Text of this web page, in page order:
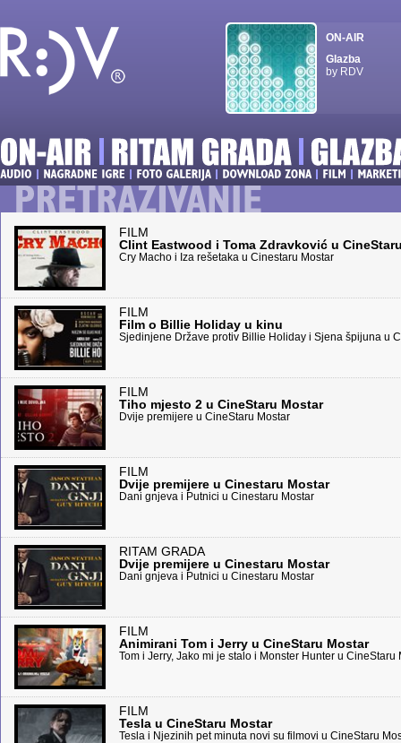
ON-AIR
Glazba
by RDV
FILM
Clint Eastwood i Toma Zdravković u
Cry Macho i Iza rešetaka u Cinestaru Mostar
FILM
Film o Billie Holiday u kinu
Sjedinjene Države protiv Billie Holiday i Sjena špijuna u
FILM
Tiho mjesto 2 u CineStaru Mostar
Dvije premijere u CineStaru Mostar
FILM
Dvije premijere u Cinestaru Mostar
Dani gnjeva i Putnici u Cinestaru Mostar
RITAM GRADA
Dvije premijere u Cinestaru Mostar
Dani gnjeva i Putnici u Cinestaru Mostar
FILM
Animirani Tom i Jerry u CineStaru Mostar
Tom i Jerry, Jako mi je stalo i Monster Hunter u CineStaru
FILM
Tesla u CineStaru Mostar
Tesla i Njezinih pet minuta novi su filmovi u CineStaru